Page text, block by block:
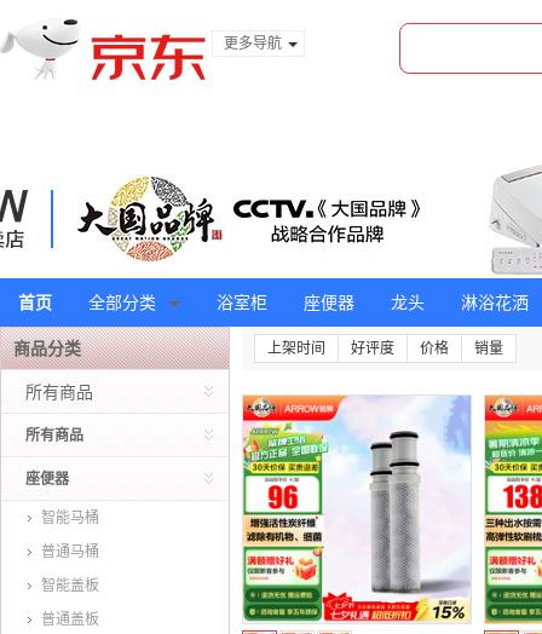
更多导航
首页 全部分类 浴室柜 座便器 龙头 淋浴花洒
商品分类
所有商品
所有商品
座便器
智能马桶
普通马桶
智能盖板
普通盖板
上架时间 好评度 价格 销量